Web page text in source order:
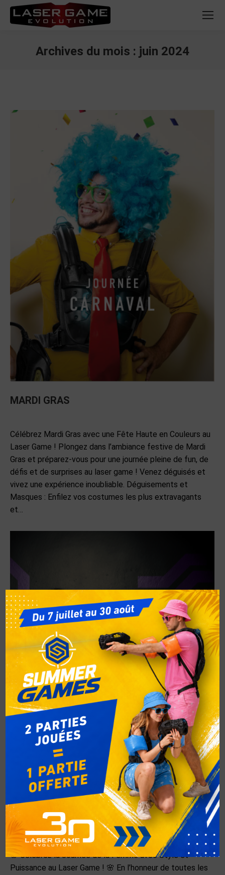
Archives du mois : juin 2024
MARDI GRAS
Célébrez Mardi Gras avec une Fête Haute en Couleurs au
Laser Game ! Plongez dans l’ambiance festive de Mardi
Gras et préparez-vous pour une journée pleine de fun, de
défis et de surprises au laser game ! Venez déguisés et
vivez une expérience inoubliable. Déguisements et
Masques : Enfilez vos costumes les plus extravagants
et…
LA JOURNÉE SPÉCIALE
EVENEMENTS Paradmin 26 juin 2024 Laisser un commentaire
🌸 Célébrez la Journée de la Femme avec Style et
Puissance au Laser Game ! 🌸 En l’honneur de toutes les